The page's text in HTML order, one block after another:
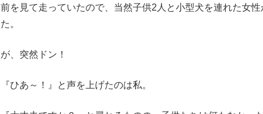
前を見て走っていたので、当然子供2人と小型犬を連れた女
た。
が、突然ドン！
『ひあ～！』と声を上げたのは私。